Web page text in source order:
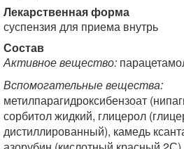
Лекарственная форма
суспензия для приема внутрь
Состав
Активное вещество:
Вспомогательные вещества:
метилпарагидроксибензоат
сорбитол жидкий, глицерол
дистиллированный), камедь